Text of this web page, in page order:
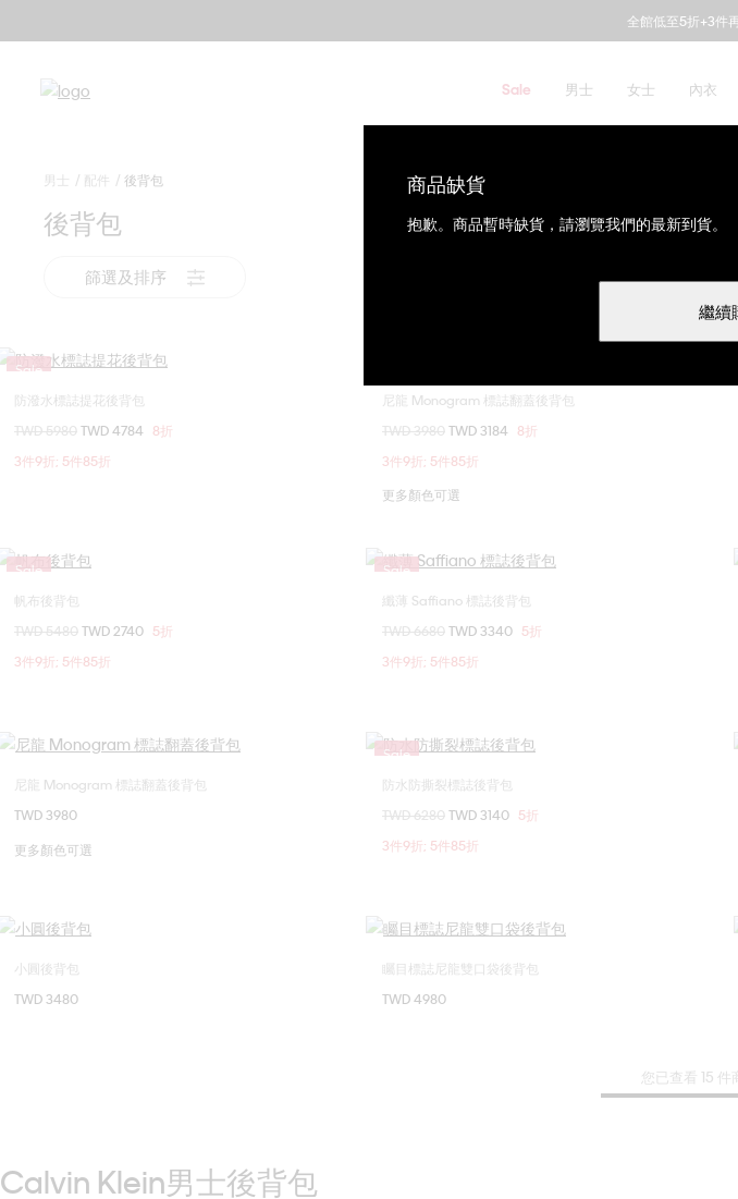
全館低至5折+3件
Sale 男士 女士 內衣
男士 配件 後背包
後背包
篩選及排序
Sale
選擇您的尺碼
ONE SIZE
防潑水標誌提花後背包
價格扣減從
TWD 5980至
TWD 4784 8折
3件9折; 5件85折
選擇您的尺碼
ONE SIZE
尼龍 Monogram 標誌翻蓋後背包
價格扣減從
TWD 3980至
TWD 3184 8折
3件9折; 5件85折
更多顏色可選
Sale
ONE SIZE
帆布後背包
價格扣減從
TWD 5480至
TWD 2740 5折
3件9折; 5件85折
Sale
選擇您的尺碼
ONE SIZE
纖薄 Saffiano 標誌後背包
價格扣減從
TWD 6680至
TWD 3340 5折
3件9折; 5件85折
選擇您的尺碼
尼龍 Monogram 標誌翻蓋後背包
TWD 3980
更多顏色可選
Sale
選擇您的尺碼
ONE SIZE
防水防撕裂標誌後背包
價格扣減從
TWD 6280至
TWD 3140 5折
3件9折; 5件85折
小圓後背包
TWD 3480
選擇您的尺碼
矚目標誌尼龍雙口袋後背包
TWD 4980
您已查看 15 件
Calvin Klein男士後背包
商品缺貨
抱歉。商品暫時缺貨，請瀏覽我們的最新到貨。
繼續